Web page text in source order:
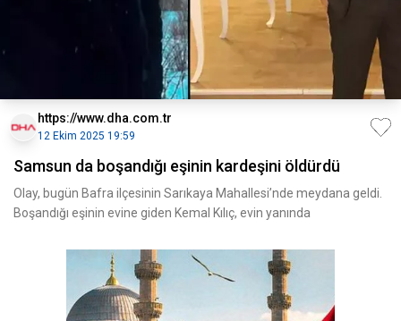
https://www.dha.com.tr
12 Ekim 2025 19:59
Samsun da boşandığı eşinin kardeşini öldürdü
Olay, bugün Bafra ilçesinin Sarıkaya Mahallesi’nde meydana geldi.
Boşandığı eşinin evine giden Kemal Kılıç, evin yanında